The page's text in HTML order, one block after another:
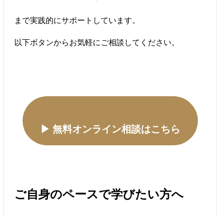
まで実践的にサポートしています。
以下ボタンからお気軽にご相談してください。
▶ 無料オンライン相談はこちら
ご自身のペースで学びたい方へ